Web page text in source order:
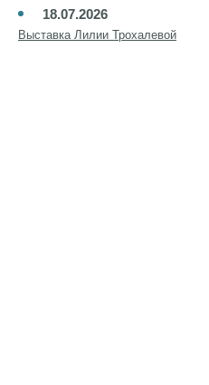
18.07.2026
Выставка Лилии Трохалевой